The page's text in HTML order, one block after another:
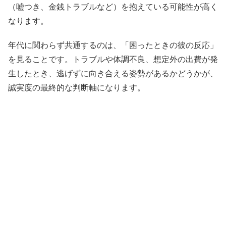
（嘘つき、金銭トラブルなど）を抱えている可能性が高く
なります。
年代に関わらず共通するのは、「困ったときの彼の反応」
を見ることです。トラブルや体調不良、想定外の出費が発
生したとき、逃げずに向き合える姿勢があるかどうかが、
誠実度の最終的な判断軸になります。